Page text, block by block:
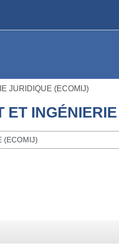
JURIDIQUE (ECOMIJ)